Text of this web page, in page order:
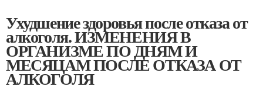
Ухудшение здоровья после отказа от
алкоголя. ИЗМЕНЕНИЯ В
ОРГАНИЗМЕ ПО ДНЯМ И
МЕСЯЦАМ ПОСЛЕ ОТКАЗА ОТ
АЛКОГОЛЯ